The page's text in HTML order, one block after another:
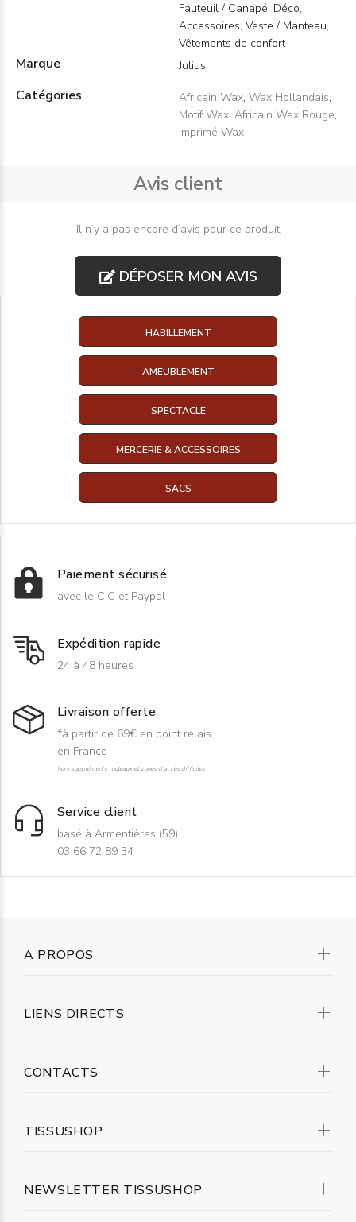
Fauteuil / Canapé, Déco,
Accessoires, Veste / Manteau,
Vêtements de confort
Marque Julius
Catégories Africain Wax, Wax Hollandais,
Motif Wax, Africain Wax Rouge,
Imprimé Wax
Avis client
Il n’y a pas encore d’avis pour ce produit
DÉPOSER MON AVIS
HABILLEMENT
AMEUBLEMENT
SPECTACLE
MERCERIE & ACCESSOIRES
SACS
Paiement sécurisé
avec le CIC et Paypal
Expédition rapide
24 à 48 heures
Livraison offerte
*à partir de 69€ en point relais
en France
hors suppléments rouleaux et zones d'accès difficiles
Service client
basé à Armentières (59)
03 66 72 89 34
NEWSLETTER TISSUSHOP
A PROPOS
LIENS DIRECTS
CONTACTS
TISSUSHOP